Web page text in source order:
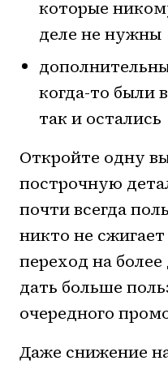
которые
деле не нужны
когда-то были
так и остались
Откройте одну
построчную
почти всегда
никто не
переход на
дать больше
очередного
Даже снижение